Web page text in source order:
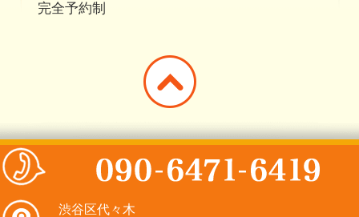
完全予約制
渋谷区代々木